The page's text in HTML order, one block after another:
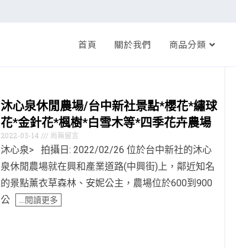
首頁 關於我們 商品分類
沐心泉休閒農場/台中新社景點*櫻花*繡球
花*金針花*楓樹*白雪木等*四季花卉農場
2022-03-14 尚無留言
沐心泉> 拍攝日: 2022/02/26 位於台中新社的沐心
泉休閒農場就在興和產業道路(中興街)上，鄰近知名
的景點薰衣草森林、安妮公主，農場位於600到900
公
…閱讀更多